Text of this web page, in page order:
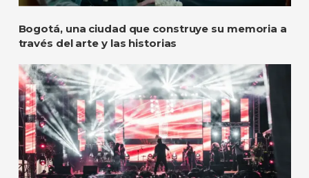
Bogotá, una ciudad que construye su memoria a
través del arte y las historias